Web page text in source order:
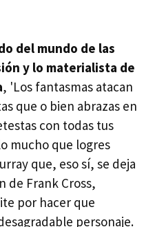
del mundo de las
y lo materialista de
, 'Los fantasmas atacan
que o bien abrazas en
con todas tus
mucho que logres
que, eso sí, se deja
de Frank Cross,
por hacer que
personaje.